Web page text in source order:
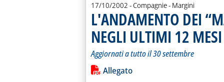
17/10/2002 - Compagnie - Margini
L'ANDAMENTO DEI
NEGLI ULTIMI 12 MESI
Aggiornati a tutto il 30 settembre
Leggi tutta la notizia: 'L'ANDAMENTO
Lista allegati PDF alla notizia
Allegato